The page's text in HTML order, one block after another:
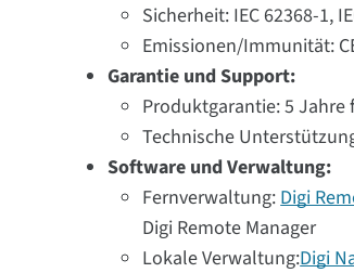
Sicherheit: IEC 62368-1,
Emissionen/Immunität:
Garantie und Support:
Produktgarantie: 5 Jahre
Technische
Software und Verwaltung:
Fernverwaltung:Digi
Digi Remote Manager
Lokale Verwaltung:Digi